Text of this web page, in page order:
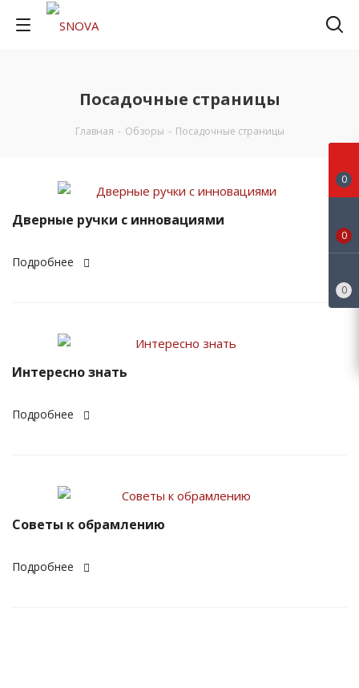
Посадочные страницы
Главная - Обзоры - Посадочные страницы
Дверные ручки с инновациями
Подробнее
Интересно знать
Подробнее
Советы к обрамлению
Подробнее
0
0
0